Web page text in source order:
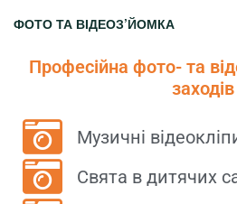
ФОТО ТА ВІДЕОЗ’ЙОМКА
Професійна фото- та
заходів
Музичні
Свята в дитячих